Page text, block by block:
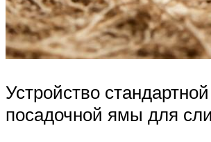
Устройство стандартной
посадочной ямы для